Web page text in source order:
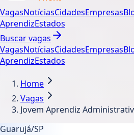
VagasNotíciasCidadesEmpresas
AprendizEstados
Buscar vagas
VagasNotíciasCidadesEmpresas
AprendizEstados
Home
Vagas
Jovem Aprendiz
Guarujá/SP